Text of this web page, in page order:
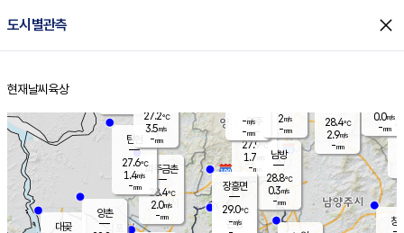
도시별관측 close
홈
현재날씨 육상
양주
27.9℃
1.7
-mm
파주금촌
28.4℃
2.0m/s
-mm
28.4℃
2.9m/s
-mm
대곶
창
탄현
27.6℃
1.4m/s
-mm
0.0m/s
-mm
양촌
은평
남방
28.8℃
0.3m/s
-mm
장흥면
29.0℃
-m/s
-m/s
-mm
27.2℃
3.5m/s
-mm
2m/s
-mm